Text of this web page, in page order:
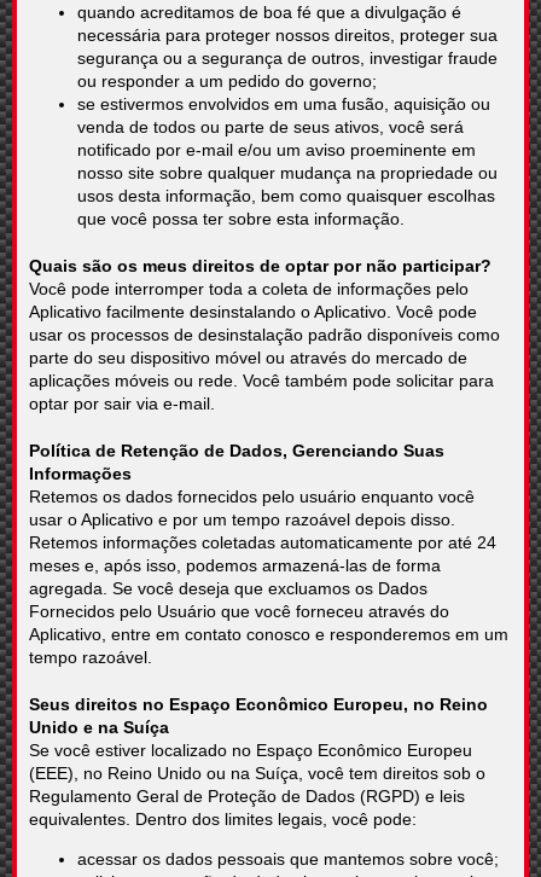
quando acreditamos de boa fé que a divulgação é
necessária para proteger nossos direitos, proteger sua
segurança ou a segurança de outros, investigar fraude
ou responder a um pedido do governo;
se estivermos envolvidos em uma fusão, aquisição ou
venda de todos ou parte de seus ativos, você será
notificado por e-mail e/ou um aviso proeminente em
nosso site sobre qualquer mudança na propriedade ou
usos desta informação, bem como quaisquer escolhas
que você possa ter sobre esta informação.
Quais são os meus direitos de optar por não participar?
Você pode interromper toda a coleta de informações pelo
Aplicativo facilmente desinstalando o Aplicativo. Você pode
usar os processos de desinstalação padrão disponíveis como
parte do seu dispositivo móvel ou através do mercado de
aplicações móveis ou rede. Você também pode solicitar para
optar por sair via e-mail.
Política de Retenção de Dados, Gerenciando Suas
Informações
Retemos os dados fornecidos pelo usuário enquanto você
usar o Aplicativo e por um tempo razoável depois disso.
Retemos informações coletadas automaticamente por até 24
meses e, após isso, podemos armazená-las de forma
agregada. Se você deseja que excluamos os Dados
Fornecidos pelo Usuário que você forneceu através do
Aplicativo, entre em contato conosco e responderemos em um
tempo razoável.
Seus direitos no Espaço Econômico Europeu, no Reino
Unido e na Suíça
Se você estiver localizado no Espaço Econômico Europeu
(EEE), no Reino Unido ou na Suíça, você tem direitos sob o
Regulamento Geral de Proteção de Dados (RGPD) e leis
equivalentes. Dentro dos limites legais, você pode:
acessar os dados pessoais que mantemos sobre você;